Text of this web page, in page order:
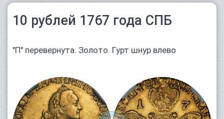
10 рублей 1767 года СПБ
"П" перевернута. Золото. Гурт шнур влево